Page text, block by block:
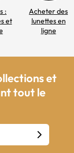
:
et
Acheter des
lunettes en
ligne
et
tout le